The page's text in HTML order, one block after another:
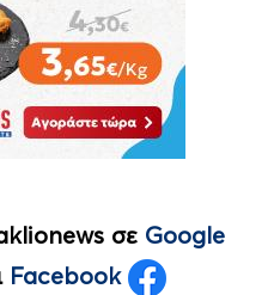
σε Google
Facebook